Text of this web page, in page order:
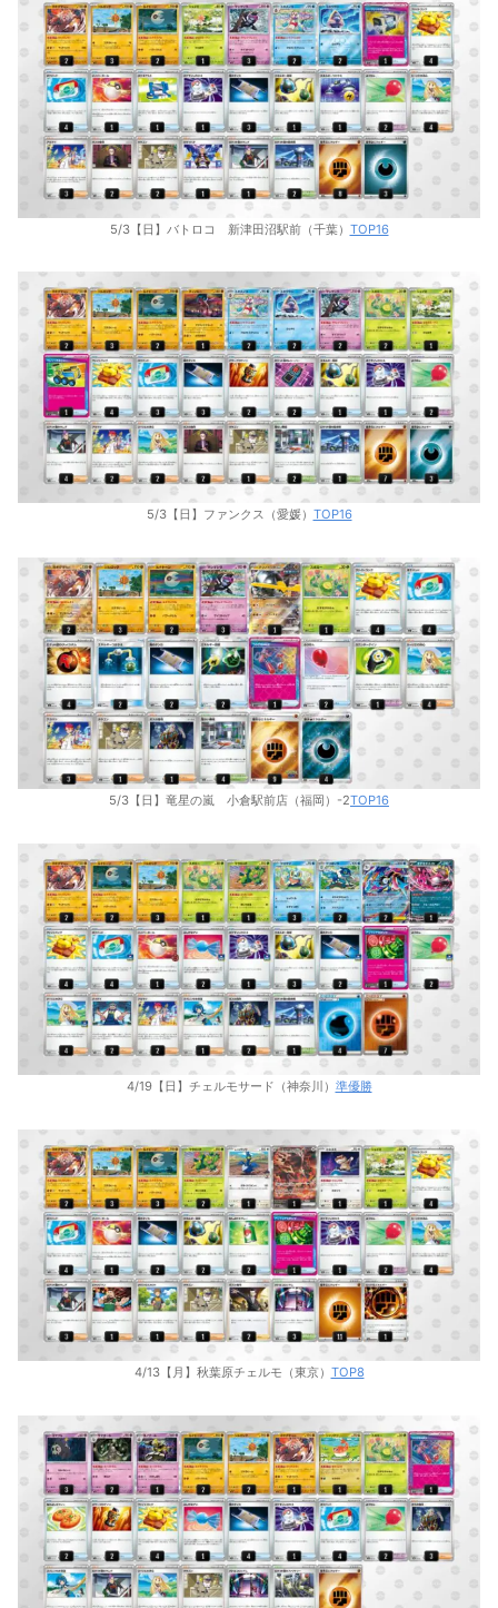
5/3【日】バトロコ 新津田沼駅前（千葉） TOP16
5/3【日】ファンクス（愛媛） TOP16
5/3【日】竜星の嵐 小倉駅前店（福岡）-2TOP16
4/19【日】チェルモサード（神奈川） 準優勝
4/13【月】秋葉原チェルモ（東京） TOP8